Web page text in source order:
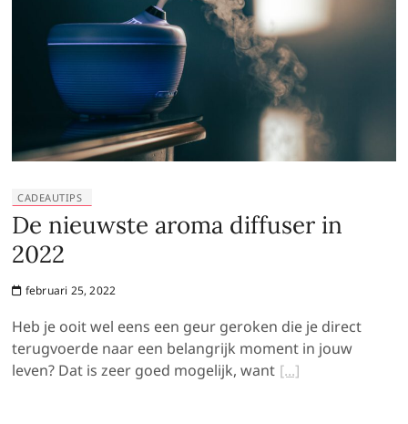
CADEAUTIPS
De nieuwste aroma diffuser in
2022
februari 25, 2022
Heb je ooit wel eens een geur geroken die je direct
terugvoerde naar een belangrijk moment in jouw
leven? Dat is zeer goed mogelijk, want